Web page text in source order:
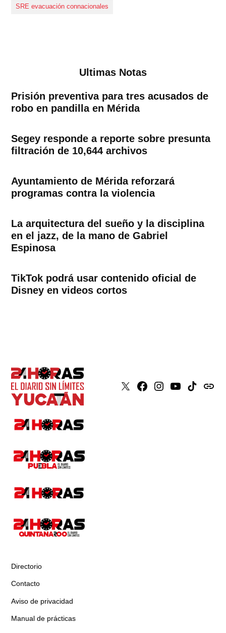
SRE evacuación connacionales
Ultimas Notas
Prisión preventiva para tres acusados de
robo en pandilla en Mérida
Segey responde a reporte sobre presunta
filtración de 10,644 archivos
Ayuntamiento de Mérida reforzará
programas contra la violencia
La arquitectura del sueño y la disciplina
en el jazz, de la mano de Gabriel
Espinosa
TikTok podrá usar contenido oficial de
Disney en videos cortos
X Faceboook
Instagram
YoutubeTiktokissuu
Directorio
Contacto
Aviso de privacidad
Manual de prácticas